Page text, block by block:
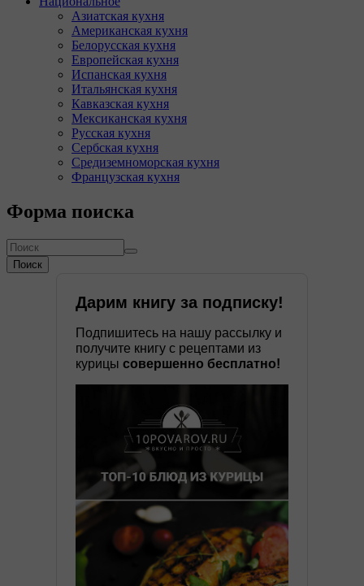
Азиатская кухня
Американская кухня
Белорусская кухня
Европейская кухня
Испанская кухня
Итальянская кухня
Кавказская кухня
Мексиканская кухня
Русская кухня
Сербская кухня
Средиземноморская кухня
Французская кухня
Форма поиска
Поиск
Дарим книгу за подписку!
Подпишитесь на нашу рассылку и
получите книгу с рецептами из
курицы совершенно бесплатно!